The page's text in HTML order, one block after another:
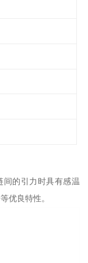
间的引力时具有感温
优良特性。